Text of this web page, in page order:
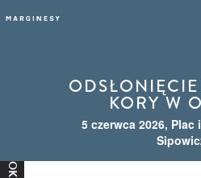
KORY W
5 czerwca 2026, Plac
FACEBOOK